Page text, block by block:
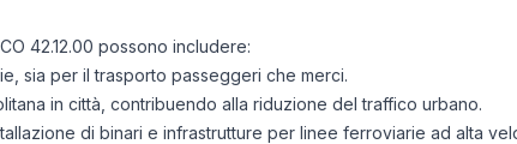
42.12.00 possono includere:
sia per il trasporto passeggeri che merci.
in città, contribuendo alla riduzione del traffico urbano.
di binari e infrastrutture per linee ferroviarie ad alta